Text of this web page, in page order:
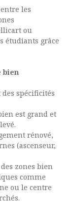
les
ou
étudiants grâce
bien
spécificités
est grand et
rénové,
(ascenseur,
zones bien
comme
ou le centre